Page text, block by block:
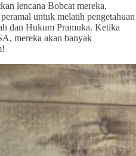
lencana Bobcat mereka,
untuk melatih pengetahuan
dan Hukum Pramuka. Ketika
mereka akan banyak